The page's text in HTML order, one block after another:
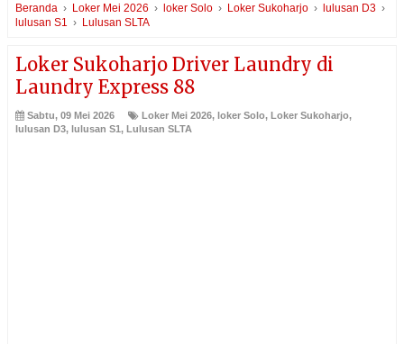
Beranda › Loker Mei 2026 › loker Solo › Loker Sukoharjo › lulusan D3 ›
lulusan S1
› Lulusan SLTA
Loker Sukoharjo Driver Laundry di
Laundry Express 88
Sabtu, 09 Mei 2026 Loker Mei 2026, loker Solo, Loker Sukoharjo,
lulusan D3, lulusan S1, Lulusan SLTA